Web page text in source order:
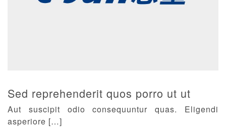
Sed reprehenderit quos porro ut ut
Aut suscipit odio consequuntur quas. Eligendi
asperiore […]